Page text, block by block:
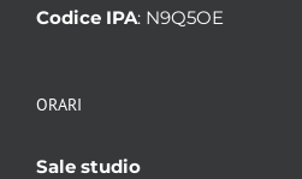
Codice IPA: N9Q5OE
ORARI
Sale studio